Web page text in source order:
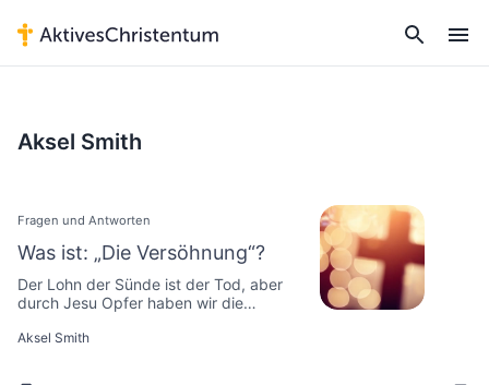
Aksel Smith
Fragen und Antworten
Was ist: „Die Versöhnung“?
Der Lohn der Sünde ist der Tod, aber
durch Jesu Opfer haben wir die
Aksel Smith